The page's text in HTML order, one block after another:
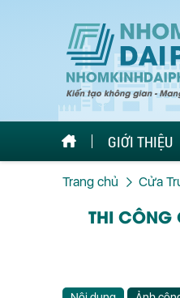
GIỚI THIỆU
Trang chủ Cửa
THI CÔNG